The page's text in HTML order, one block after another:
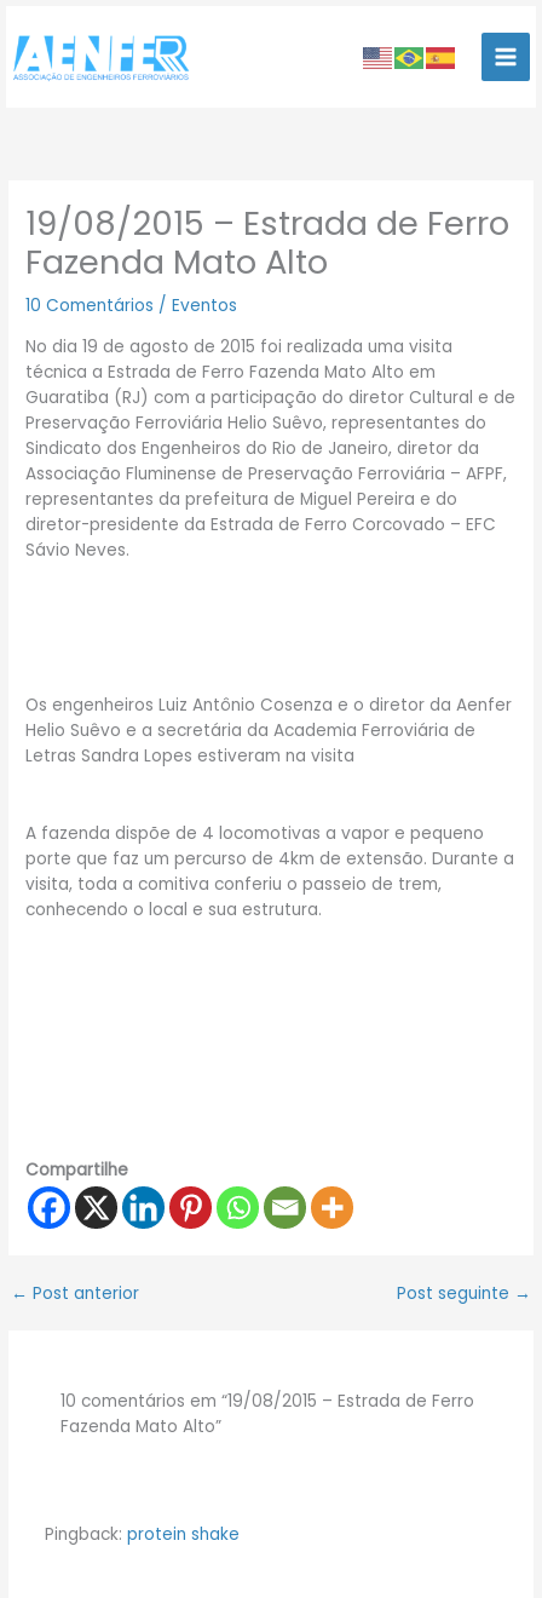
para
conteúdo
19/08/2015 – Estrada de Ferro
Fazenda Mato Alto
10 Comentários /Eventos
No dia 19 de agosto de 2015 foi realizada uma visita
técnica a Estrada de Ferro Fazenda Mato Alto em
Guaratiba (RJ) com a participação do diretor Cultural e de
Preservação Ferroviária Helio Suêvo, representantes do
Sindicato dos Engenheiros do Rio de Janeiro, diretor da
Associação Fluminense de Preservação Ferroviária – AFPF,
representantes da prefeitura de Miguel Pereira e do
diretor-presidente da Estrada de Ferro Corcovado – EFC
Sávio Neves.
Os engenheiros Luiz Antônio Cosenza e o diretor da Aenfer
Helio Suêvo e a secretária da Academia Ferroviária de
Letras Sandra Lopes estiveram na visita
A fazenda dispõe de 4 locomotivas a vapor e pequeno
porte que faz um percurso de 4km de extensão. Durante a
visita, toda a comitiva conferiu o passeio de trem,
conhecendo o local e sua estrutura.
Compartilhe
← Post anterior Post seguinte →
10 comentários em “19/08/2015 – Estrada de Ferro
Fazenda Mato Alto”
Pingback: protein shake